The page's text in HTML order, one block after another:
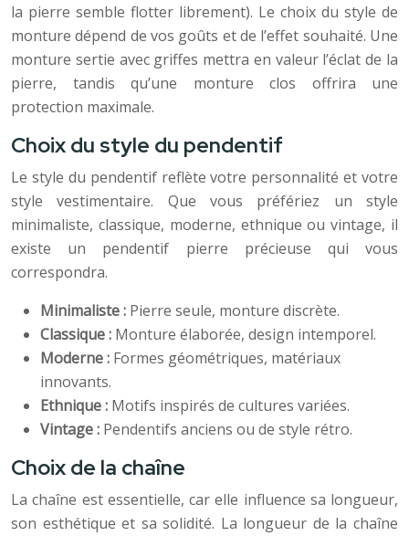
la pierre semble flotter librement). Le choix du style de
monture dépend de vos goûts et de l’effet souhaité. Une
monture sertie avec griffes mettra en valeur l’éclat de la
pierre, tandis qu’une monture clos offrira une
protection maximale.
Choix du style du pendentif
Le style du pendentif reflète votre personnalité et votre
style vestimentaire. Que vous préfériez un style
minimaliste, classique, moderne, ethnique ou vintage, il
existe un pendentif pierre précieuse qui vous
correspondra.
Minimaliste : Pierre seule, monture discrète.
Classique : Monture élaborée, design intemporel.
Moderne : Formes géométriques, matériaux
innovants.
Ethnique : Motifs inspirés de cultures variées.
Vintage : Pendentifs anciens ou de style rétro.
Choix de la chaîne
La chaîne est essentielle, car elle influence sa longueur,
son esthétique et sa solidité. La longueur de la chaîne